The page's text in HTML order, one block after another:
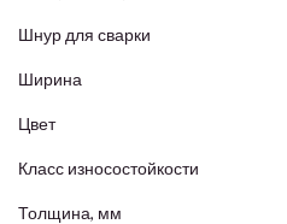
Шнур для сварки
Ширина
Цвет
Класс износостойкости
Толщина, мм